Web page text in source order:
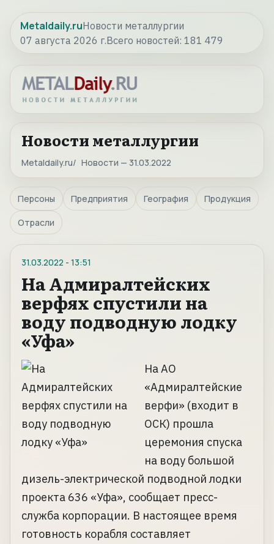
Metaldaily.ruНовости металлургии
07 августа 2026 г.Всего новостей: 181 479
Новости металлургии
Metaldaily.ru Новости — 31.03.2022
Персоны Предприятия География Продукция
Отрасли
31.03.2022 - 13:51
На Адмиралтейских
верфях спустили на
воду подводную лодку
«Уфа»
На АО
«Адмиралтейские
верфи» (входит в
ОСК) прошла
церемония спуска
на воду большой
дизель-электрической подводной лодки
проекта 636 «Уфа», сообщает пресс-
служба корпорации. В настоящее время
готовность корабля составляет